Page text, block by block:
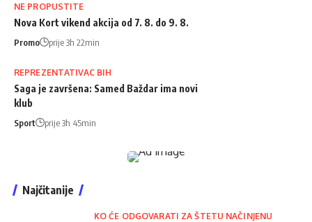
NE PROPUSTITE
Nova Kort vikend akcija od 7. 8. do 9. 8.
Promo prije 3h 22min
REPREZENTATIVAC BIH
Saga je završena: Samed Baždar ima novi
klub
Sport prije 3h 45min
Najčitanije
KO ĆE ODGOVARATI ZA ŠTETU NAČINJENU